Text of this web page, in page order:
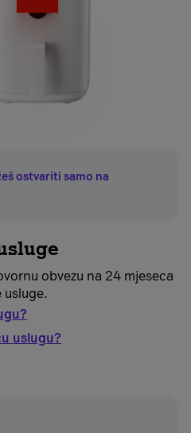
ostvariti samo na
obvezu na 24 mjeseca
usluge.
uslugu?